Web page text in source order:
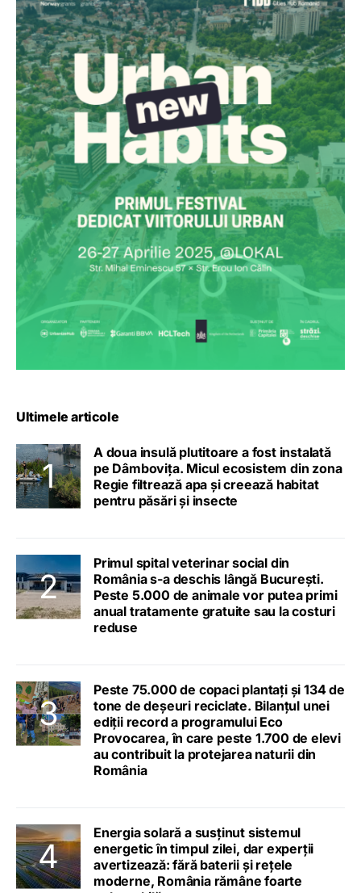
Ultimele articole
A doua insulă plutitoare a fost instalată
pe Dâmbovița. Micul ecosistem din zona
Regie filtrează apa și creează habitat
pentru păsări și insecte
Primul spital veterinar social din
România s-a deschis lângă București.
Peste 5.000 de animale vor putea primi
anual tratamente gratuite sau la costuri
reduse
Peste 75.000 de copaci plantați și 134 de
tone de deșeuri reciclate. Bilanțul unei
ediții record a programului Eco
Provocarea, în care peste 1.700 de elevi
au contribuit la protejarea naturii din
România
Energia solară a susținut sistemul
energetic în timpul zilei, dar experții
avertizează: fără baterii și rețele
moderne, România rămâne foarte